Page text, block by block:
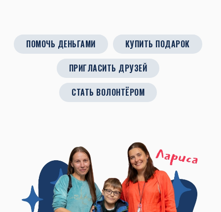
ПОМОЧЬ ДЕНЬГАМИ КУПИТЬ ПОДАРОК
ПРИГЛАСИТЬ ДРУЗЕЙ
СТАТЬ ВОЛОНТЁРОМ